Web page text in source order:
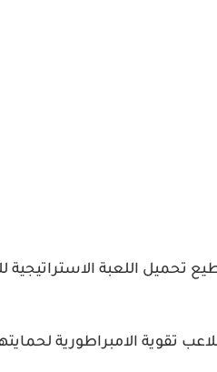
تحميل اللعبة الاستراتيجية
تقوية الامبراطورية